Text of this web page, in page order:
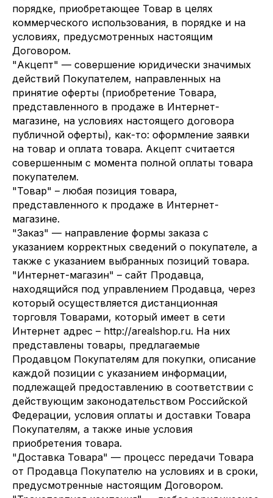
порядке, приобретающее Товар в целях
коммерческого использования, в порядке и на
условиях, предусмотренных настоящим
Договором.
"Акцепт" — совершение юридически значимых
действий Покупателем, направленных на
принятие оферты (приобретение Товара,
представленного в продаже в Интернет-
магазине, на условиях настоящего договора
публичной оферты), как-то: оформление заявки
на товар и оплата товара. Акцепт считается
совершенным с момента полной оплаты товара
покупателем.
"Товар" – любая позиция товара,
представленного к продаже в Интернет-
магазине.
"Заказ" — направление формы заказа с
указанием корректных сведений о покупателе, а
также с указанием выбранных позиций товара.
"Интернет-магазин" – сайт Продавца,
находящийся под управлением Продавца, через
который осуществляется дистанционная
торговля Товарами, который имеет в сети
Интернет адрес – http://arealshop.ru. На них
представлены товары, предлагаемые
Продавцом Покупателям для покупки, описание
каждой позиции с указанием информации,
подлежащей предоставлению в соответствии с
действующим законодательством Российской
Федерации, условия оплаты и доставки Товара
Покупателям, а также иные условия
приобретения товара.
"Доставка Товара" — процесс передачи Товара
от Продавца Покупателю на условиях и в сроки,
предусмотренные настоящим Договором.